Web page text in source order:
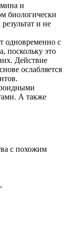
и
биологически
и не
одновременно с
поскольку это
Действие
ослабляется
А также
с похожим